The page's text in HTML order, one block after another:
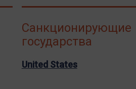
Санкционирующие
государства
United States